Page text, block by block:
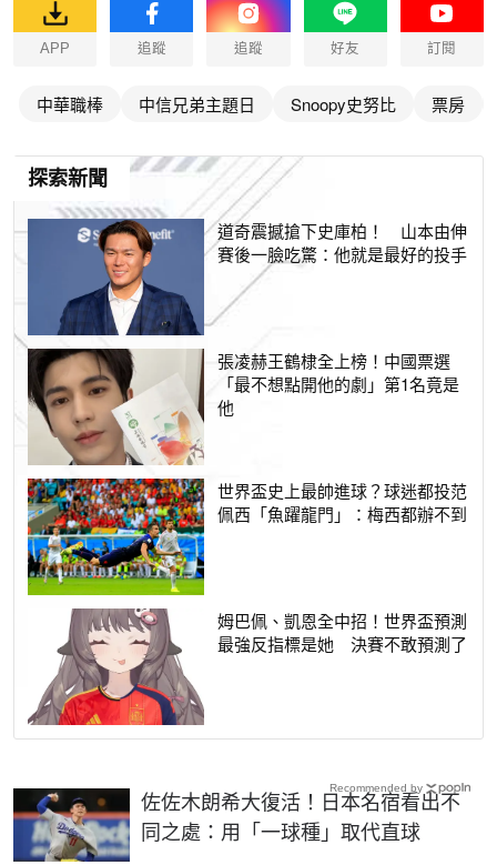
APP 追蹤 追蹤 好友 訂閱
中華職棒 中信兄弟主題日 Snoopy史努比 票房
探索新聞
道奇震撼搶下史庫柏！ 山本由伸
賽後一臉吃驚：他就是最好的投手
張凌赫王鶴棣全上榜！中國票選
「最不想點開他的劇」第1名竟是
他
世界盃史上最帥進球？球迷都投范
佩西「魚躍龍門」：梅西都辦不到
姆巴佩、凱恩全中招！世界盃預測
最強反指標是她 決賽不敢預測了
佐佐木朗希大復活！日本名宿看出不
同之處：用「一球種」取代直球
Recommended by